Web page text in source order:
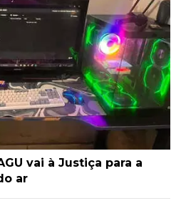
vai à Justiça para a
ar